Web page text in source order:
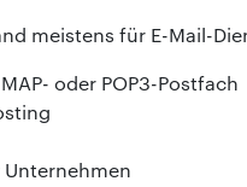
meistens für E-Mail-
oder POP3-Postfach